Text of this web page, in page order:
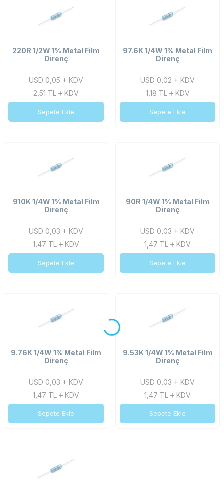
220R 1/2W 1% Metal Film
Direnç
USD 0,05 + KDV
2,51 TL KDV
Sepete Ekle
97.6K 1/4W 1% Metal Film
Direnç
USD 0,02 + KDV
1,18 TL KDV
Sepete Ekle
910K 1/4W 1% Metal Film
Direnç
USD 0,03 + KDV
1,47 TL KDV
Sepete Ekle
90R 1/4W 1% Metal Film
Direnç
USD 0,03 + KDV
1,47 TL KDV
Sepete Ekle
9.76K 1/4W 1% Metal Film
Direnç
USD 0,03 + KDV
1,47 TL KDV
Sepete Ekle
9.53K 1/4W 1% Metal Film
Direnç
USD 0,03 + KDV
1,47 TL KDV
Sepete Ekle